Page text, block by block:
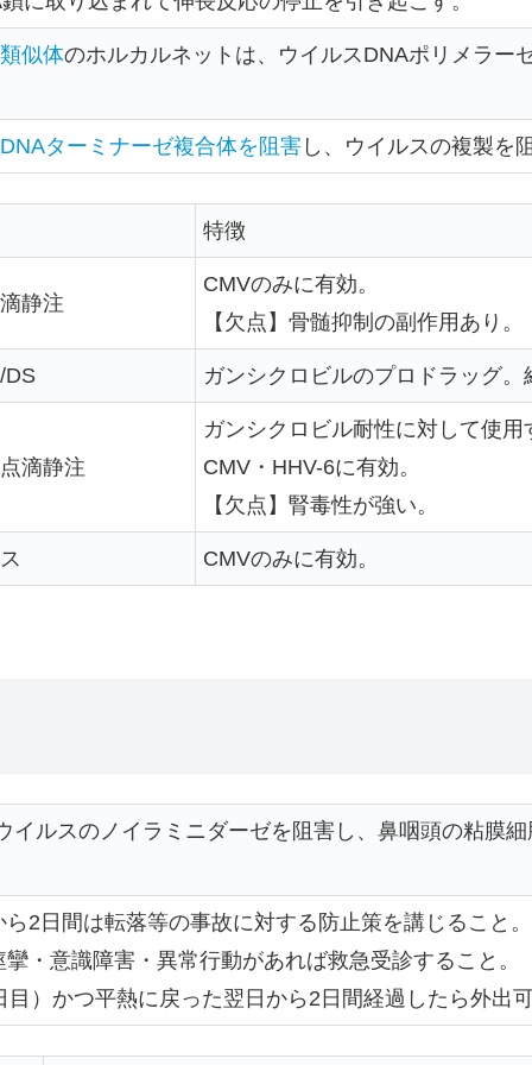
似体のホルカルネットは、ウイルスDNAポリメラー
ターミナーゼ複合体を阻害 し、ウイルスの複製を
特徴
静注
CMVのみに有効。
【欠点】骨髄抑制の副作用あり。
DS ガンシクロビルのプロドラッグ
滴静注
ガンシクロビル耐性に対して使
CMV・HHV-6に有効。
【欠点】腎毒性が強い。
CMVのみに有効。
イルスのノイラミニダーゼを阻害し、鼻咽頭の粘膜
2日間は転落等の事故に対する防止策を講じること。
・意識障害・異常行動があれば救急受診すること。
）かつ平熱に戻った翌日から2日間経過したら外出